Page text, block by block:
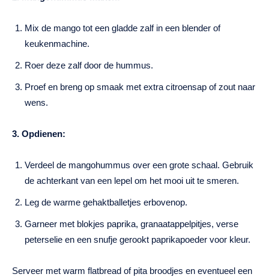
Mix de mango tot een gladde zalf in een blender of
keukenmachine.
Roer deze zalf door de hummus.
Proef en breng op smaak met extra citroensap of zout naar
wens.
3. Opdienen:
Verdeel de mangohummus over een grote schaal. Gebruik
de achterkant van een lepel om het mooi uit te smeren.
Leg de warme gehaktballetjes erbovenop.
Garneer met blokjes paprika, granaatappelpitjes, verse
peterselie en een snufje gerookt paprikapoeder voor kleur.
Serveer met warm flatbread of pita broodjes en eventueel een